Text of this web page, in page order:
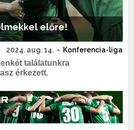
előre!
2024. aug. 14. - Konferencia-liga
találatunkra
érkezett.